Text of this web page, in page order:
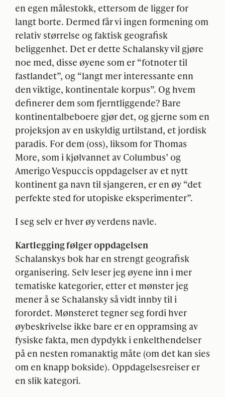
en egen målestokk, ettersom de ligger for
langt borte. Dermed får vi ingen formening om
relativ størrelse og faktisk geografisk
beliggenhet. Det er dette Schalansky vil gjøre
noe med, disse øyene som er “fotnoter til
fastlandet”, og “langt mer interessante enn
den viktige, kontinentale korpus”. Og hvem
definerer dem som fjerntliggende? Bare
kontinentalbeboere gjør det, og gjerne som en
projeksjon av en uskyldig urtilstand, et jordisk
paradis. For dem (oss), liksom for Thomas
More, som i kjølvannet av Columbus’ og
Amerigo Vespuccis oppdagelser av et nytt
kontinent ga navn til sjangeren, er en øy “det
perfekte sted for utopiske eksperimenter”.
I seg selv er hver øy verdens navle.
Kartlegging følger oppdagelsen
Schalanskys bok har en strengt geografisk
organisering. Selv leser jeg øyene inn i mer
tematiske kategorier, etter et mønster jeg
mener å se Schalansky så vidt innby til i
forordet. Mønsteret tegner seg fordi hver
øybeskrivelse ikke bare er en oppramsing av
fysiske fakta, men dypdykk i enkelthendelser
på en nesten romanaktig måte (om det kan sies
om en knapp bokside). Oppdagelsesreiser er
en slik kategori.